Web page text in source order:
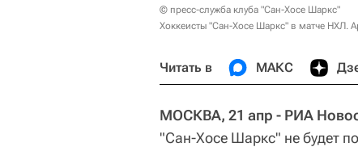
© пресс-служба клуба "Сан-Хосе Шаркс"
Хоккеисты "Сан-Хосе Шаркс" в матче НХЛ.
Читать в МАКС
МОСКВА, 21 апр - РИА
"Сан-Хосе Шаркс" не будет